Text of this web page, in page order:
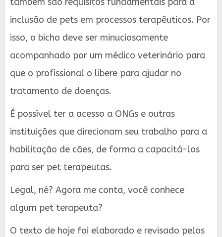
inclusão de pets em processos terapêuticos. Por
isso, o bicho deve ser minuciosamente
acompanhado por um médico veterinário para
que o profissional o libere para ajudar no
tratamento de doenças.
É possível ter a acesso a ONGs e outras
instituições que direcionam seu trabalho para a
habilitação de cães, de forma a capacitá-los
para ser pet terapeutas.
Legal, né? Agora me conta, você conhece
algum pet terapeuta?
O texto de hoje foi elaborado e revisado pelos